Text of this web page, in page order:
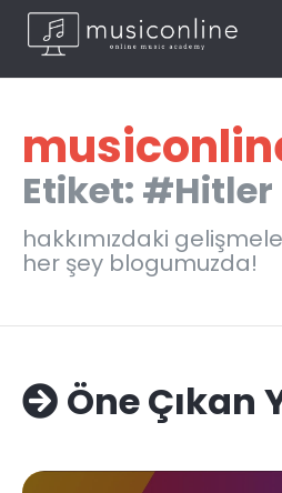
Etiket: #Hitler
hakkımızdaki
her şey blogumuzda!
Öne Çıkan